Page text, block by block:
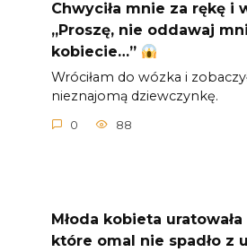
Chwyciła mnie za rękę i
„Proszę, nie oddawaj
kobiecie…”
Wróciłam do wózka i
nieznajomą dziewczynkę.
0 88
Młoda kobieta
które omal nie spadło z